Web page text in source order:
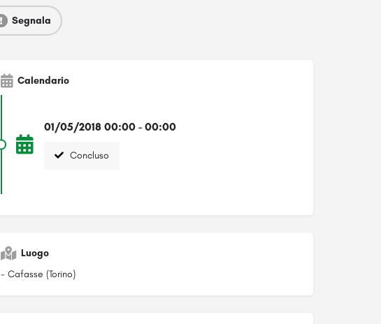
Segnala
Calendario
01/05/2018 00:00 - 00:00
Concluso
Luogo
- Cafasse (Torino)